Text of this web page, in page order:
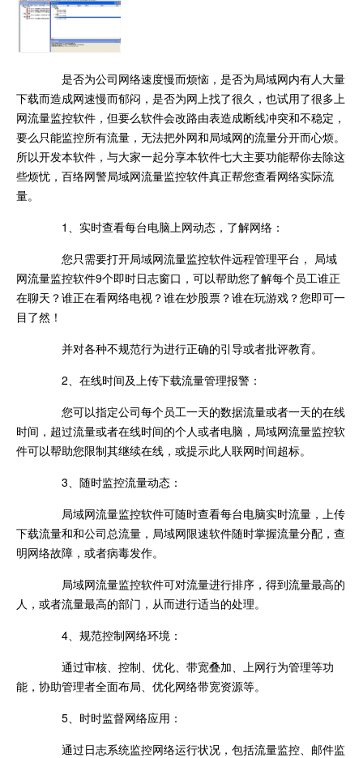
是否为公司网络速度慢而烦恼，是否为局域网内有人大量
下载而造成网速慢而郁闷，是否为网上找了很久，也试用了很多上
网流量监控软件，但要么软件会改路由表造成断线冲突和不稳定，
要么只能监控所有流量，无法把外网和局域网的流量分开而心烦。
所以开发本软件，与大家一起分享本软件七大主要功能帮你去除这
些烦忧，百络网警局域网流量监控软件真正帮您查看网络实际流
量。
1、实时查看每台电脑上网动态，了解网络：
您只需要打开局域网流量监控软件远程管理平台， 局域
网流量监控软件9个即时日志窗口，可以帮助您了解每个员工谁正
在聊天？谁正在看网络电视？谁在炒股票？谁在玩游戏？您即可一
目了然！
并对各种不规范行为进行正确的引导或者批评教育。
2、在线时间及上传下载流量管理报警：
您可以指定公司每个员工一天的数据流量或者一天的在线
时间，超过流量或者在线时间的个人或者电脑，局域网流量监控软
件可以帮助您限制其继续在线，或提示此人联网时间超标。
3、随时监控流量动态：
局域网流量监控软件可随时查看每台电脑实时流量，上传
下载流量和和公司总流量，局域网限速软件随时掌握流量分配，查
明网络故障，或者病毒发作。
局域网流量监控软件可对流量进行排序，得到流量最高的
人，或者流量最高的部门，从而进行适当的处理。
4、规范控制网络环境：
通过审核、控制、优化、带宽叠加、上网行为管理等功
能，协助管理者全面布局、优化网络带宽资源等。
5、时时监督网络应用：
通过日志系统监控网络运行状况，包括流量监控、邮件监